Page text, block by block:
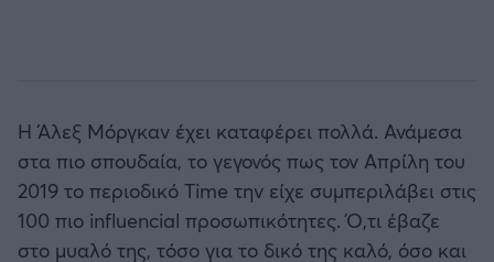
Η Άλεξ Μόργκαν έχει καταφέρει πολλά. Ανάμεσα
στα πιο σπουδαία, το γεγονός πως τον Απρίλη του
2019 το περιοδικό Time την είχε συμπεριλάβει στις
100 πιο influencial προσωπικότητες. Ό,τι έβαζε
στο μυαλό της, τόσο για το δικό της καλό, όσο και